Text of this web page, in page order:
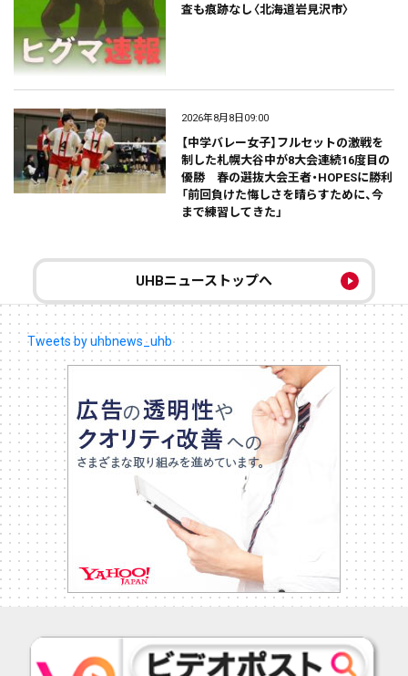
査も痕跡なし〈北海道岩見沢市〉
2026年8月8日09:00
【中学バレー女子】フルセットの激戦を
制した札幌大谷中が8大会連続16度目の
優勝 春の選抜大会王者・HOPESに勝利
「前回負けた悔しさを晴らすために、今
まで練習してきた」
UHBニューストップへ
Tweets by uhbnews_uhb